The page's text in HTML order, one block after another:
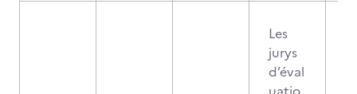
Les
jurys
d’éval